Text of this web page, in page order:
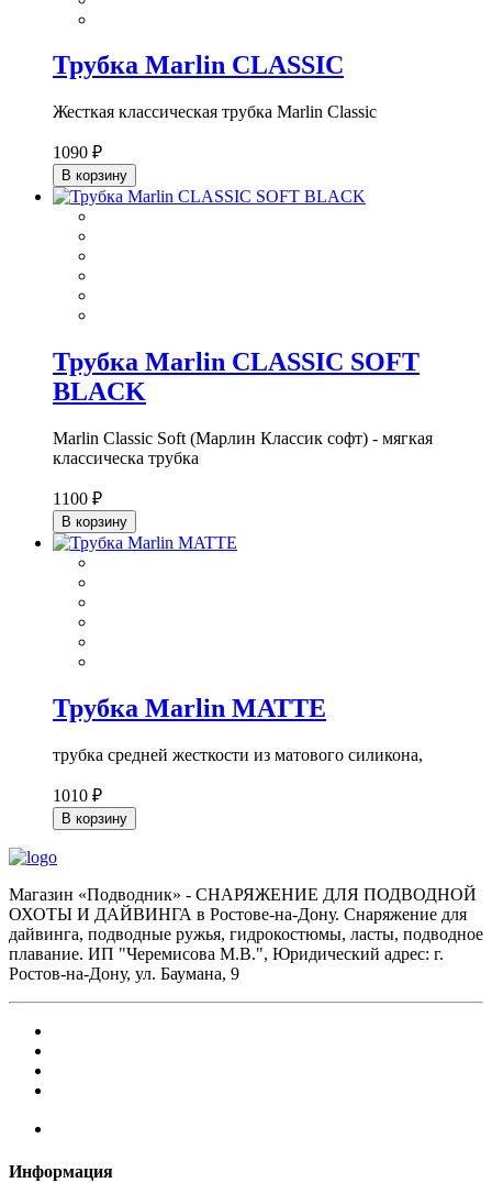
Трубка Marlin CLASSIC
Жесткая классическая трубка Marlin Classic
1090 ₽
В корзину
Трубка Marlin CLASSIC SOFT
BLACK
Marlin Classic Soft (Марлин Классик софт) - мягкая
классическа трубка
1100 ₽
В корзину
Трубка Marlin MATTE
трубка средней жесткости из матового силикона,
1010 ₽
В корзину
Магазин «Подводник» - СНАРЯЖЕНИЕ ДЛЯ ПОДВОДНОЙ
ОХОТЫ И ДАЙВИНГА в Ростове-на-Дону. Снаряжение для
дайвинга, подводные ружья, гидрокостюмы, ласты, подводное
плавание. ИП "Черемисова М.В.", Юридический адрес: г.
Ростов-на-Дону, ул. Баумана, 9
Информация